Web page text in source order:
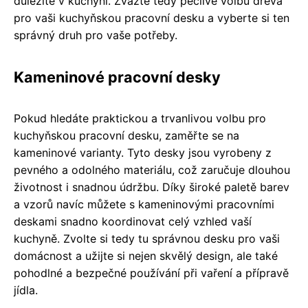
pro vaši kuchyňskou pracovní desku a vyberte si ten
správný druh pro vaše potřeby.
Kameninové pracovní desky
Pokud hledáte praktickou a trvanlivou volbu pro
kuchyňskou pracovní desku, zaměřte se na
kameninové varianty. Tyto desky jsou vyrobeny z
pevného a odolného materiálu, což zaručuje dlouhou
životnost i snadnou údržbu. Díky široké paletě barev
a vzorů navíc můžete s kameninovými pracovními
deskami snadno koordinovat celý vzhled vaší
kuchyně. Zvolte si tedy tu správnou desku pro vaši
domácnost a užijte si nejen skvělý design, ale také
pohodlné a bezpečné používání při vaření a přípravě
jídla.